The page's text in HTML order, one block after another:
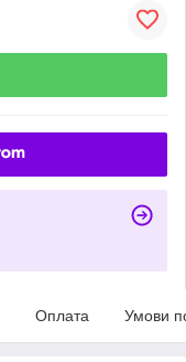
Оплата Умови